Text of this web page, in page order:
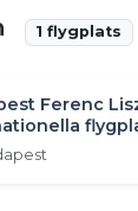
1 flygplats
Ferenc